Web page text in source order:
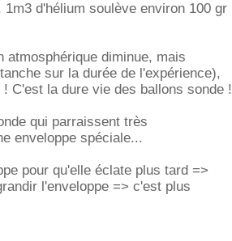
1m3 d'hélium soulève environ 100 gr
atmosphérique diminue, mais
sur la durée de l'expérience),
C'est la dure vie des ballons sonde !
qui parraissent très
enveloppe spéciale...
pour qu'elle éclate plus tard =>
l'enveloppe => c'est plus